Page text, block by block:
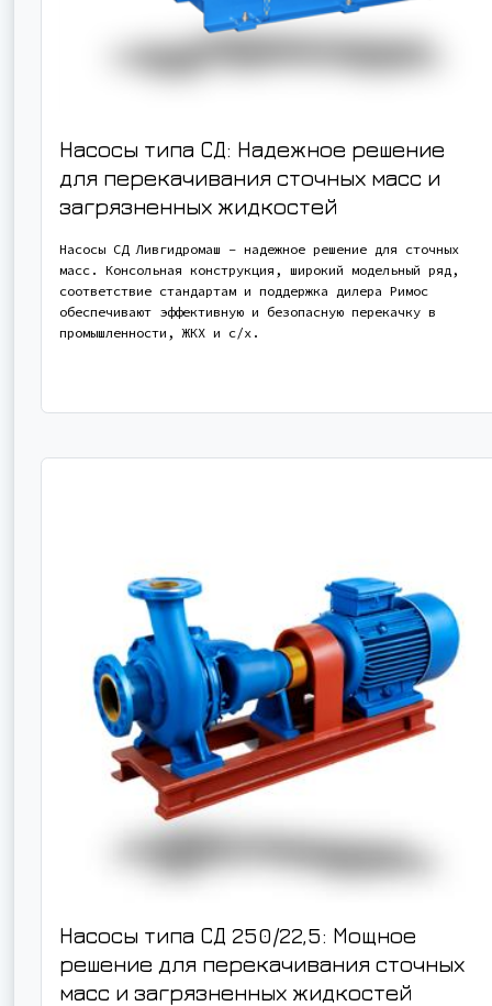
Насосы типа СД: Надежное решение
для перекачивания сточных масс и
загрязненных жидкостей
Насосы СД Ливгидромаш – надежное решение для сточных
масс. Консольная конструкция, широкий модельный ряд,
соответствие стандартам и поддержка дилера Римос
обеспечивают эффективную и безопасную перекачку в
промышленности, ЖКХ и с/х.
Насосы типа СД 250/22,5: Мощное
решение для перекачивания сточных
масс и загрязненных жидкостей